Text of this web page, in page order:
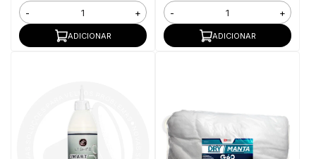
- +
ADICIONAR
- +
ADICIONAR